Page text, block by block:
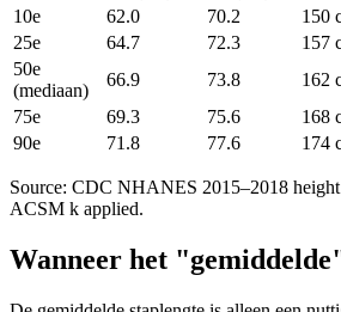
10e
62.0 70.2 150
25e
64.7 72.3 157
50e
(mediaan)
66.9 73.8 162
75e
69.3 75.6 168
90e
71.8 77.6 174
Source: CDC NHANES 2015–2018
ACSM k applied.
Wanneer het